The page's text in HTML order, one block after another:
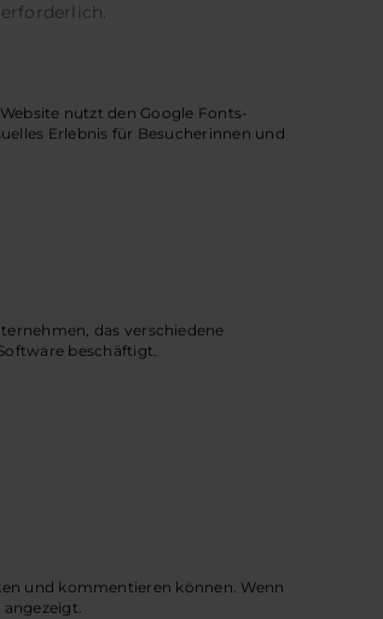
nutzt den Google Fonts-
Erlebnis für Besucherinnen und
das verschiedene
beschäftigt.
und kommentieren können. Wenn